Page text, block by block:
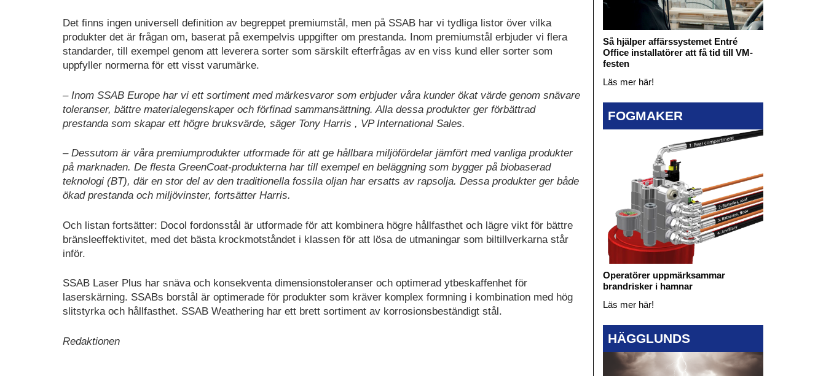
Det finns ingen universell definition av begreppet premiumstål, men på SSAB har vi tydliga listor över vilka
produkter det är frågan om, baserat på exempelvis uppgifter om prestanda. Inom premiumstål erbjuder vi flera
standarder, till exempel genom att leverera sorter som särskilt efterfrågas av en viss kund eller sorter som
uppfyller normerna för ett visst varumärke.
– Inom SSAB Europe har vi ett sortiment med märkesvaror som erbjuder våra kunder ökat värde genom snävare
toleranser, bättre materialegenskaper och förfinad sammansättning. Alla dessa produkter ger förbättrad
prestanda som skapar ett högre bruksvärde, säger Tony Harris , VP International Sales.
– Dessutom är våra premiumprodukter utformade för att ge hållbara miljöfördelar jämfört med vanliga produkter
på marknaden. De flesta GreenCoat-produkterna har till exempel en beläggning som bygger på biobaserad
teknologi (BT), där en stor del av den traditionella fossila oljan har ersatts av rapsolja. Dessa produkter ger både
ökad prestanda och miljövinster, fortsätter Harris.
Och listan fortsätter: Docol fordonsstål är utformade för att kombinera högre hållfasthet och lägre vikt för bättre
bränsleeffektivitet, med det bästa krockmotståndet i klassen för att lösa de utmaningar som biltillverkarna står
inför.
SSAB Laser Plus har snäva och konsekventa dimensionstoleranser och optimerad ytbeskaffenhet för
laserskärning. SSABs borstål är optimerade för produkter som kräver komplex formning i kombination med hög
slitstyrka och hållfasthet. SSAB Weathering har ett brett sortiment av korrosionsbeständigt stål.
Redaktionen
Så hjälper affärssystemet Entré
Office installatörer att få tid till VM-
festen
Läs mer här!
FOGMAKER
Operatörer uppmärksammar
brandrisker i hamnar
Läs mer här!
HÄGGLUNDS